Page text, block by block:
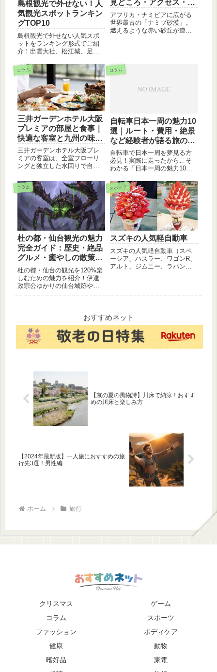
島根観光で外せない！人
気観光スポットランキン
グTOP10
島根観光で外せない人気スポ
ットをランキング形式でご紹
介！出雲大社、松江城、足立
喫できるおすすめスポット
TOP10です。
見どころ・アクセス・ベ
ストシーズン
アフリカ・ナミビアに広がる
世界最古の「ナミブ砂漠」。
燃えるような赤い砂丘が連な
ズンやアクセス、不思議な動
植物の生態まで、旅に役立つ
コラム
三井ガーデンホテル大阪
プレミアの部屋と食事｜
快適な客室と九州の味覚
で贅沢ステイ
三井ガーデンホテル大阪プレ
ミアの客室は、全室フローリ
ングと独立した水回りで自宅
は九州の郷土料理が楽しめる
和洋食ビュッフェ。最上階の
大浴場と合わせて、心身とも
にリラックスできるホテルス
テイをお楽しみください。
コラム
自転車日本一周の魅力10
選｜ルート・費用・絶景
など経験者が語る旅のリ
アル
自転車で日本一周を夢見る方
必見！実際に走ったからこそ
わかる「日本一周の魅力10
景、各地のグルメ、人との出
会い、そして人生観を変える
達成感まで。必要な準備や成
功のポイントも紹介。あなた
も一生モノの冒険に出かけま
せんか？
コラム
杜の都・仙台観光の魅力
完全ガイド：歴史・絶品
グルメ・癒やしの散策ス
ポットを巡る旅
杜の都・仙台の観光を120%楽
しむための魅力を紹介！伊達
政宗公ゆかりの仙台城跡や瑞
まで。初めての人もリピータ
ーも必見のブログ記事です。
スポーツ
スズキの人気軽自動車
スズキの人気軽自動車（スペ
ーシア、ハスラー、ワゴンR、
アルト、ジムニー、ラパン、
おすすめネット
【京の夏の風物詩】川床で納涼！おすす
めの川床と楽しみ方
【2024年最新版】一人旅におすすめの旅
行先3選！男性編
ホーム 旅行
クリスマス
ゲーム
コラム
スポーツ
ファッション
ボディケア
健康
動物
嗜好品
家電